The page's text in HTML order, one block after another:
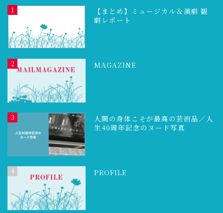
1
【まとめ】ミュージカル＆演劇 観
劇レポート
2 MAGAZINE
3
人間の身体こそが最高の芸術品／人
生40周年記念のヌード写真
4 PROFILE